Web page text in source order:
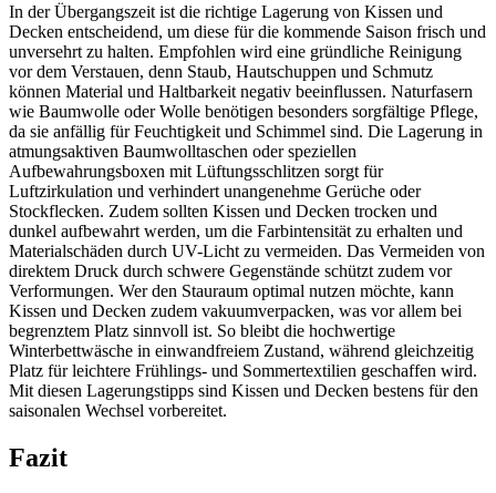
In der Übergangszeit ist die richtige Lagerung von Kissen und
Decken entscheidend, um diese für die kommende Saison frisch und
unversehrt zu halten. Empfohlen wird eine gründliche Reinigung
vor dem Verstauen, denn Staub, Hautschuppen und Schmutz
können Material und Haltbarkeit negativ beeinflussen. Naturfasern
wie Baumwolle oder Wolle benötigen besonders sorgfältige Pflege,
da sie anfällig für Feuchtigkeit und Schimmel sind. Die Lagerung in
atmungsaktiven Baumwolltaschen oder speziellen
Aufbewahrungsboxen mit Lüftungsschlitzen sorgt für
Luftzirkulation und verhindert unangenehme Gerüche oder
Stockflecken. Zudem sollten Kissen und Decken trocken und
dunkel aufbewahrt werden, um die Farbintensität zu erhalten und
Materialschäden durch UV-Licht zu vermeiden. Das Vermeiden von
direktem Druck durch schwere Gegenstände schützt zudem vor
Verformungen. Wer den Stauraum optimal nutzen möchte, kann
Kissen und Decken zudem vakuumverpacken, was vor allem bei
begrenztem Platz sinnvoll ist. So bleibt die hochwertige
Winterbettwäsche in einwandfreiem Zustand, während gleichzeitig
Platz für leichtere Frühlings- und Sommertextilien geschaffen wird.
Mit diesen Lagerungstipps sind Kissen und Decken bestens für den
saisonalen Wechsel vorbereitet.
Fazit